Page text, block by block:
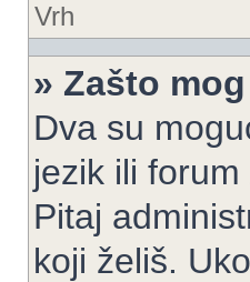
Vrh
» Zašto
Dva su
jezik ili forum
Pitaj
koji želiš.